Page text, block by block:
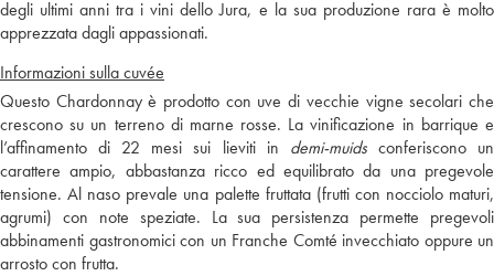
degli ultimi anni tra i vini dello Jura, e la sua produzione rara è molto
apprezzata dagli appassionati.
Informazioni sulla cuvée
Questo Chardonnay è prodotto con uve di vecchie vigne secolari che
crescono su un terreno di marne rosse. La vinificazione in barrique e
l’affinamento di 22 mesi sui lieviti in demi-muidsconferiscono un
carattere ampio, abbastanza ricco ed equilibrato da una pregevole
tensione. Al naso prevale una palette fruttata (frutti con nocciolo maturi,
agrumi) con note speziate. La sua persistenza permette pregevoli
abbinamenti gastronomici con un Franche Comté invecchiato oppure un
arrosto con frutta.